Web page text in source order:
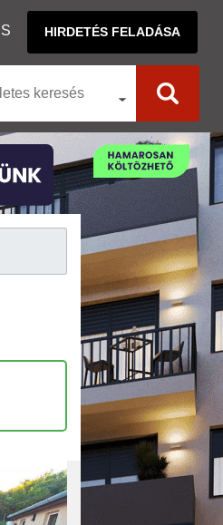
HIRDETÉS FELADÁSA
keresés